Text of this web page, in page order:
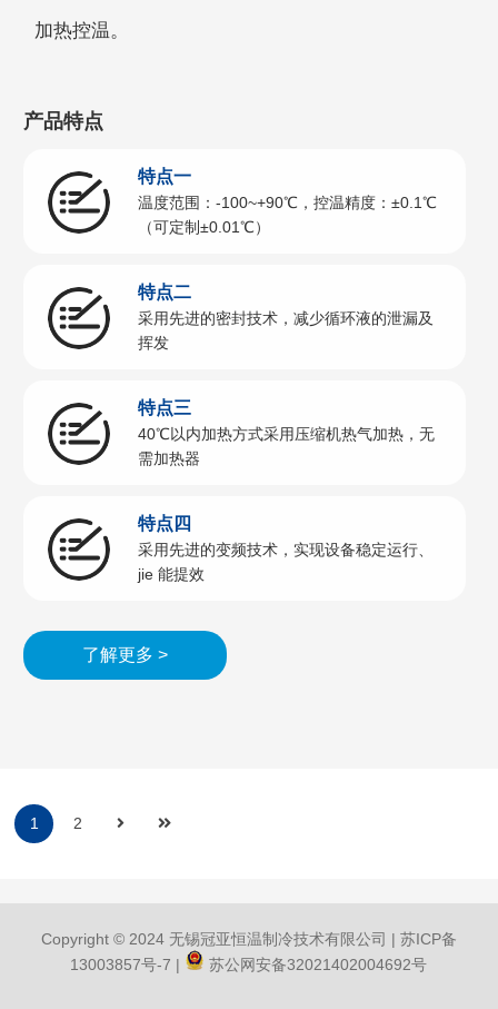
加热控温。
产品特点
特点一
温度范围：-100~+90℃，控温精度：±0.1℃
（可定制±0.01℃）
特点二
采用先进的密封技术，减少循环液的泄漏及
挥发
特点三
40℃以内加热方式采用压缩机热气加热，无
需加热器
特点四
采用先进的变频技术，实现设备稳定运行、
jie 能提效
了解更多 >
1 2
Copyright © 2024 无锡冠亚恒温制冷技术有限公司 | 苏ICP备
13003857号-7 | 苏公网安备32021402004692号